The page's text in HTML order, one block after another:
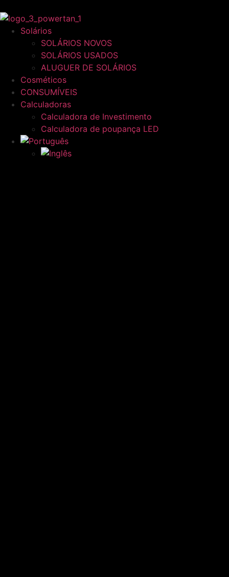
Solários
SOLÁRIOS NOVOS
SOLÁRIOS USADOS
ALUGUER DE SOLÁRIOS
Cosméticos
CONSUMÍVEIS
Calculadoras
Calculadora de Investimento
Calculadora de poupança LED